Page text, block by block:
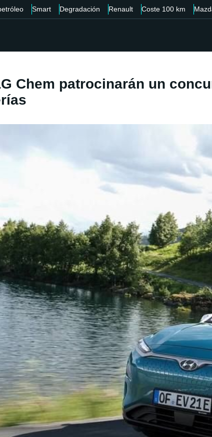
Smart Degradación Renault Coste 100 km
Chem patrocinarán un